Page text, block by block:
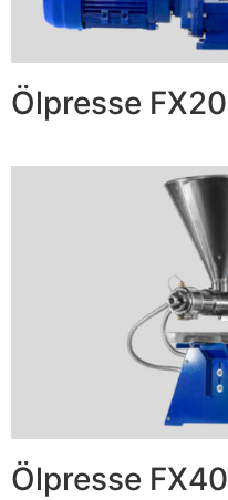
Ölpresse FX20
Ölpresse FX40